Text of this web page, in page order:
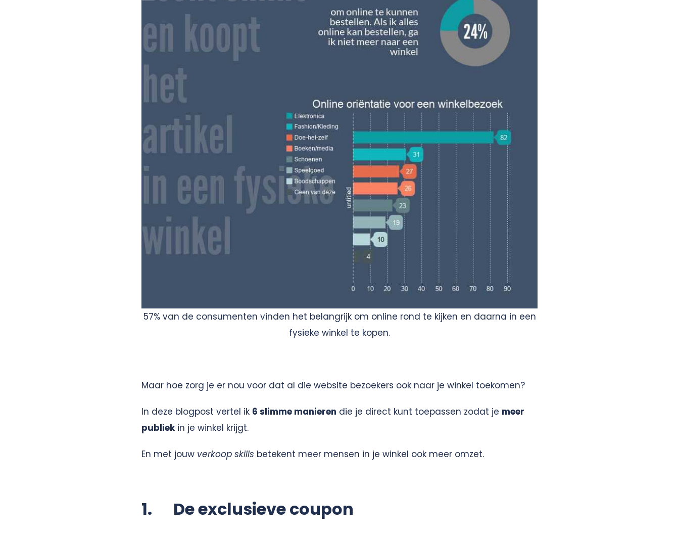
57% van de consumenten vinden het belangrijk om online rond te kijken en daarna in een
fysieke winkel te kopen.
Maar hoe zorg je er nou voor dat al die website bezoekers ook naar je winkel toekomen?
In deze blogpost vertel ik 6 slimme manieren die je direct kunt toepassen zodat je meer
publiekin je winkel krijgt.
En met jouw verkoop skills betekent meer mensen in je winkel ook meer omzet.
1. De exclusieve coupon